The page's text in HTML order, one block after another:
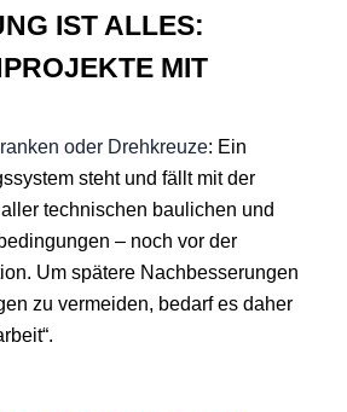
IST ALLES:
MIT
oder Drehkreuze: Ein
steht und fällt mit der
technischen baulichen und
– noch vor der
Um spätere Nachbesserungen
zu vermeiden, bedarf es daher